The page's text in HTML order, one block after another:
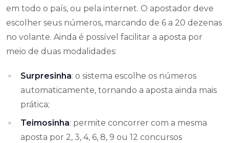
em todo o país, ou pela internet. O apostador deve
escolher seus números, marcando de 6 a 20 dezenas
no volante. Ainda é possível facilitar a aposta por
meio de duas modalidades:
Surpresinha: o sistema escolhe os números
automaticamente, tornando a aposta ainda mais
prática;
Teimosinha: permite concorrer com a mesma
aposta por 2, 3, 4, 6, 8, 9 ou 12 concursos